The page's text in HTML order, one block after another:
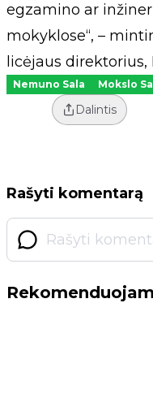
egzamino ar
mokyklose“, –
licėjaus
Nemuno Sala Mokslo
Dalintis
Rašyti komentarą